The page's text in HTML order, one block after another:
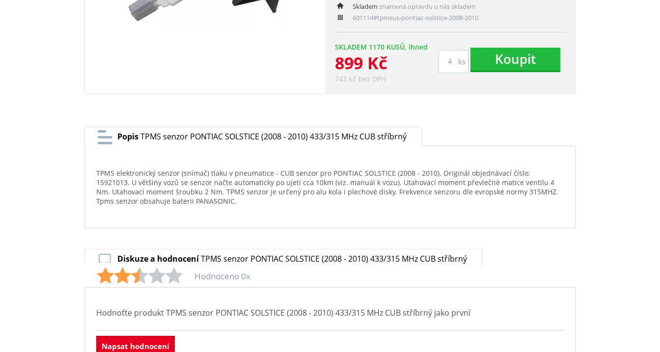
Skladem znamená opravdu u nás skladem
601114#tpmsus-pontiac-solstice-2008-2010
SKLADEM 1170 KUSŮ, ihned
899 Kč
743 Kč bez DPH
ks Koupit
PopisTPMS senzor PONTIAC SOLSTICE (2008 - 2010) 433/315 MHz CUB stříbrný
TPMS elektronický senzor (snímač) tlaku v pneumatice - CUB senzor pro PONTIAC SOLSTICE (2008 - 2010). Originál objednávací číslo:
15921013. U většiny vozů se senzor načte automaticky po ujetí cca 10km (viz. manuál k vozu). Utahovací moment převlečné matice ventilu 4
Nm. Utahovací moment šroubku 2 Nm. TPMS senzor je určený pro alu kola i plechové disky. Frekvence senzoru dle evropské normy 315MHZ.
Tpms senzor obsahuje baterii PANASONIC.
Diskuze a hodnoceníTPMS senzor PONTIAC SOLSTICE (2008 - 2010) 433/315 MHz CUB stříbrný
Hodnoceno 0x
Hodnoťte produktTPMS senzor PONTIAC SOLSTICE (2008 - 2010) 433/315 MHz CUB stříbrný jako první
Napsat hodnocení